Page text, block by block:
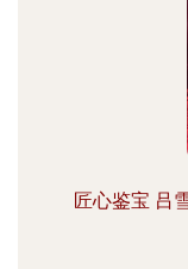
匠心鉴宝 吕